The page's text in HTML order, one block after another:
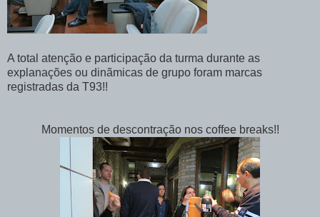
A total atenção e participação da turma durante as
explanações ou dinãmicas de grupo foram marcas
registradas da T93!!
Momentos de descontração nos coffee breaks!!